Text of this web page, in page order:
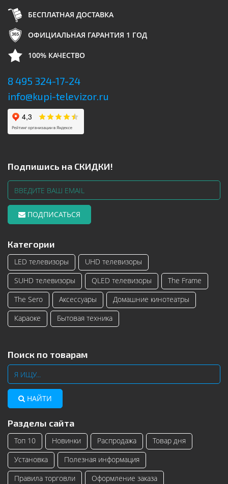
БЕСПЛАТНАЯ ДОСТАВКА
ОФИЦИАЛЬНАЯ ГАРАНТИЯ 1 ГОД
100% КАЧЕСТВО
8 495 324-17-24
info@kupi-televizor.ru
Подпишись на СКИДКИ!
ПОДПИСАТЬСЯ
Категории
LED телевизоры
UHD телевизоры
SUHD телевизоры
QLED телевизоры
The Frame
The Sero
Аксессуары
Домашние кинотеатры
Караоке
Бытовая техника
Поиск по товарам
НАЙТИ
Разделы сайта
Топ 10 Новинки Распродажа
Товар дня
Установка
Полезная информация
Правила торговли
Оформление заказа